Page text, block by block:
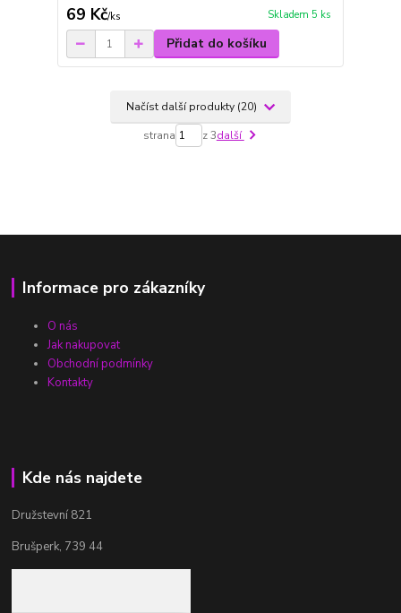
69 Kč/ks Skladem 5 ks
Přidat do košíku
Načíst další produkty (20)
strana z 3další
Informace pro zákazníky
O nás
Jak nakupovat
Obchodní podmínky
Kontakty
Kde nás najdete
Družstevní 821
Brušperk, 739 44